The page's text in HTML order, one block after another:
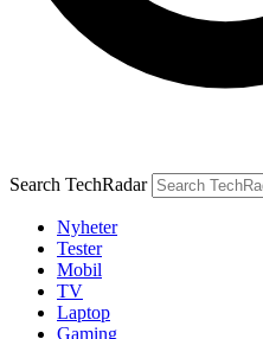
Search TechRadar
Nyheter
Tester
Mobil
TV
Laptop
Gaming